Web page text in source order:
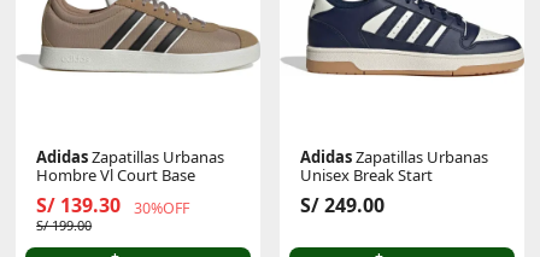
AdidasZapatillas Urbanas
Hombre Vl Court Base
S/ 139.30 30%OFF
S/ 199.00
AdidasZapatillas Urbanas
Unisex Break Start
S/ 249.00